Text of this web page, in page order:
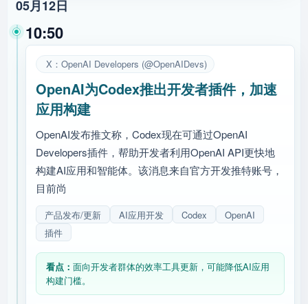
05月12日
10:50
X：OpenAI Developers (@OpenAIDevs)
OpenAI为Codex推出开发者插件，加速
应用构建
OpenAI发布推文称，Codex现在可通过OpenAI
Developers插件，帮助开发者利用OpenAI API更快地
构建AI应用和智能体。该消息来自官方开发推特账号，
目前尚
产品发布/更新 AI应用开发 Codex
OpenAI
插件
看点： 面向开发者群体的效率工具更新，可能降低AI应用
构建门槛。